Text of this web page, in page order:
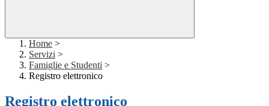
Home >
Servizi >
Famiglie e Studenti >
Registro elettronico
Registro elettronico